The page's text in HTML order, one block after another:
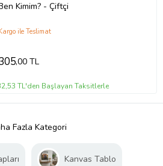
Kimim? - Çiftçi
ile Teslimat
,00 TL
TL'den Başlayan Taksitlerle
Fazla Kategori
Kanvas Tablo